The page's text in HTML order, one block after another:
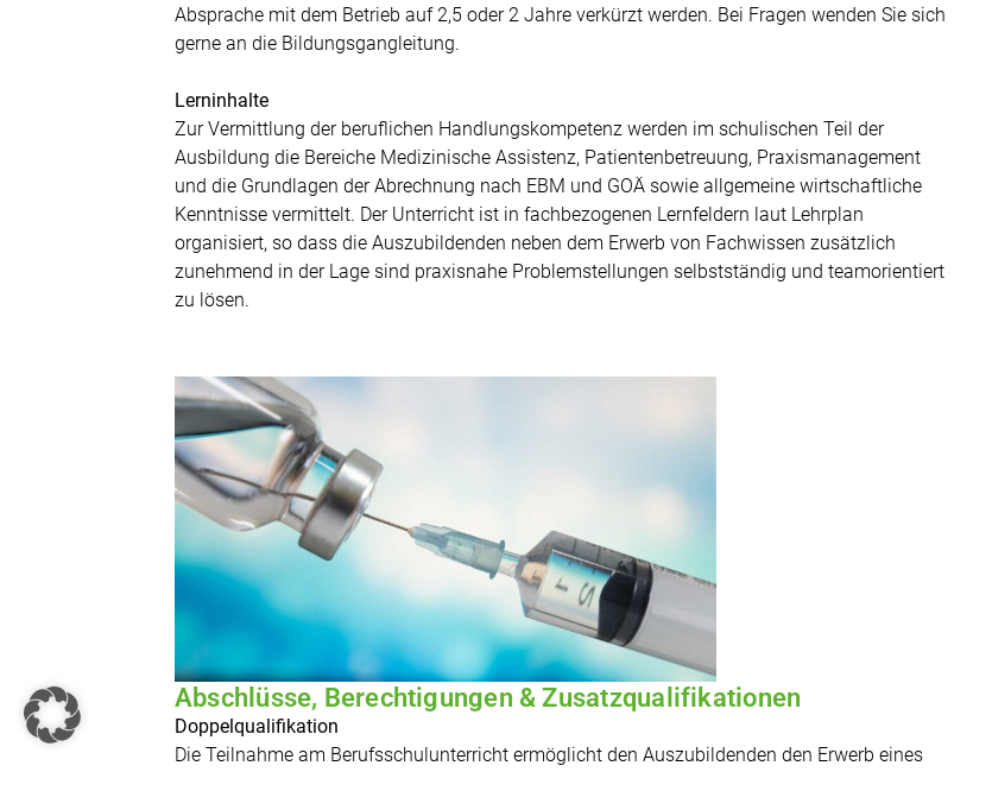
Absprache mit dem Betrieb auf 2,5 oder 2 Jahre verkürzt werden. Bei Fragen wenden Sie sich
gerne an die Bildungsgangleitung.
Lerninhalte
Zur Vermittlung der beruflichen Handlungskompetenz werden im schulischen Teil der
Ausbildung die Bereiche Medizinische Assistenz, Patientenbetreuung, Praxismanagement
und die Grundlagen der Abrechnung nach EBM und GOÄ sowie allgemeine wirtschaftliche
Kenntnisse vermittelt. Der Unterricht ist in fachbezogenen Lernfeldern laut Lehrplan
organisiert, so dass die Auszubildenden neben dem Erwerb von Fachwissen zusätzlich
zunehmend in der Lage sind praxisnahe Problemstellungen selbstständig und teamorientiert
zu lösen.
Abschlüsse, Berechtigungen & Zusatzqualifikationen
Doppelqualifikation
Die Teilnahme am Berufsschulunterricht ermöglicht den Auszubildenden den Erwerb eines